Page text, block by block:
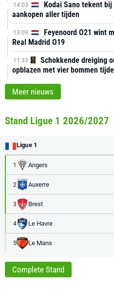
14:03
Kodai Sano tekent
aankopen aller tijden
13:09
Feyenoord O21 wint
Real Madrid O19
11:33
Schokkende dreiging
opblazen met vier bommen
Meer nieuws
Stand Ligue 1 2026/2027
Ligue 1
1 Angers
2 Auxerre
3 Brest
4 Le Havre
5 Le Mans
Complete Stand